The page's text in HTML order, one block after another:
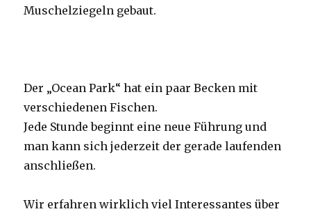
Muschelziegeln gebaut.
Der „Ocean Park“ hat ein paar Becken mit
verschiedenen Fischen.
Jede Stunde beginnt eine neue Führung und
man kann sich jederzeit der gerade laufenden
anschließen.
Wir erfahren wirklich viel Interessantes über